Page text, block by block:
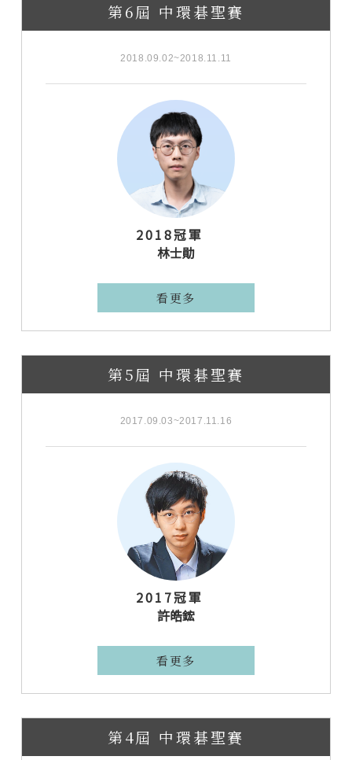
第6屆 中環碁聖賽
2018.09.02~2018.11.11
2018冠軍
林士勛
看更多
第5屆 中環碁聖賽
2017.09.03~2017.11.16
2017冠軍
許皓鋐
看更多
第4屆 中環碁聖賽